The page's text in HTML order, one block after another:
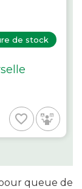
de stock
favorite_border
queue de